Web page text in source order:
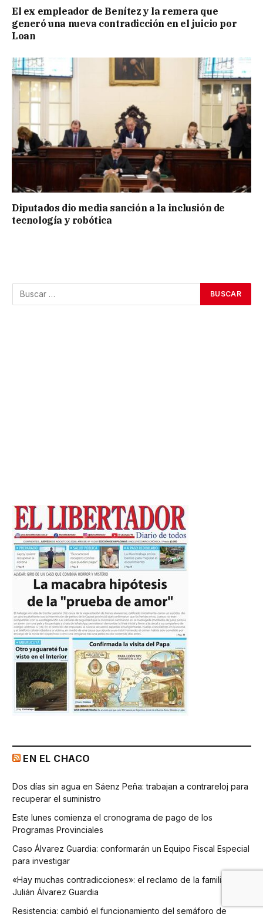
El ex empleador de Benítez y la remera que
generó una nueva contradicción en el juicio por
Loan
Diputados dio media sanción a la inclusión de
tecnología y robótica
EN EL CHACO
Dos días sin agua en Sáenz Peña: trabajan a contrareloj para
recuperar el suministro
Este lunes comienza el cronograma de pago de los
Programas Provinciales
Caso Álvarez Guardia: conformarán un Equipo Fiscal Especial
para investigar
«Hay muchas contradicciones»: el reclamo de la familia de
Julián Álvarez Guardia
Resistencia: cambió el funcionamiento del semáforo de